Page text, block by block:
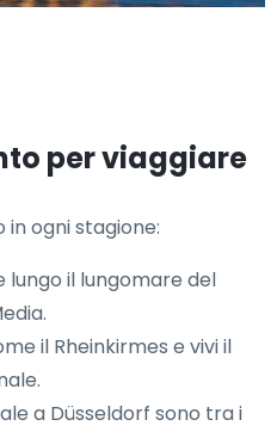
per viaggiare
in ogni stagione:
lungo il lungomare del
il Rheinkirmes e vivi il
a Düsseldorf sono tra i